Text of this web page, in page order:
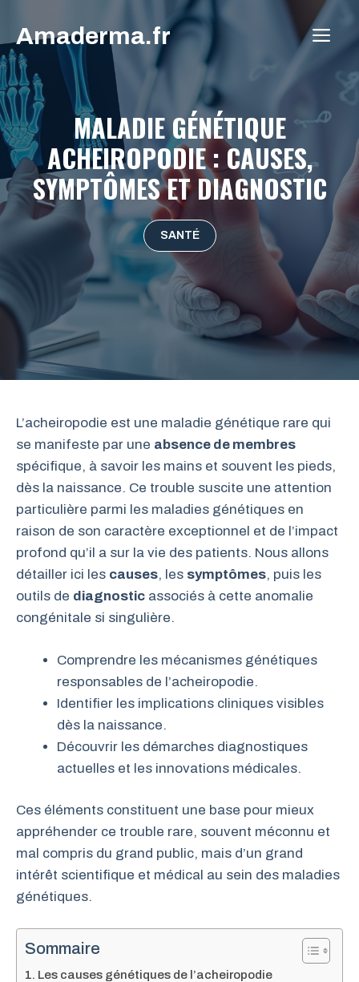
contenu
Amaderma.fr
MALADIE GÉNÉTIQUE
ACHEIROPODIE : CAUSES,
SYMPTÔMES ET DIAGNOSTIC
SANTÉ
L’acheiropodie est une maladie génétique rare qui
se manifeste par une absence de membres
spécifique, à savoir les mains et souvent les pieds,
dès la naissance. Ce trouble suscite une attention
particulière parmi les maladies génétiques en
raison de son caractère exceptionnel et de l’impact
profond qu’il a sur la vie des patients. Nous allons
détailler ici les causes, les symptômes, puis les
outils de diagnostic associés à cette anomalie
congénitale si singulière.
Comprendre les mécanismes génétiques
responsables de l’acheiropodie.
Identifier les implications cliniques visibles
dès la naissance.
Découvrir les démarches diagnostiques
actuelles et les innovations médicales.
Ces éléments constituent une base pour mieux
appréhender ce trouble rare, souvent méconnu et
mal compris du grand public, mais d’un grand
intérêt scientifique et médical au sein des maladies
génétiques.
Sommaire
Les causes génétiques de l’acheiropodie